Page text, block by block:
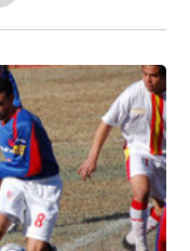
o
m
p
ar
tir